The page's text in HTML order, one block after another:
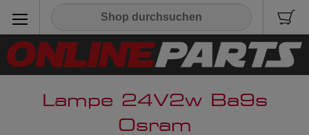
Lampe 24V2w Ba9s
Osram